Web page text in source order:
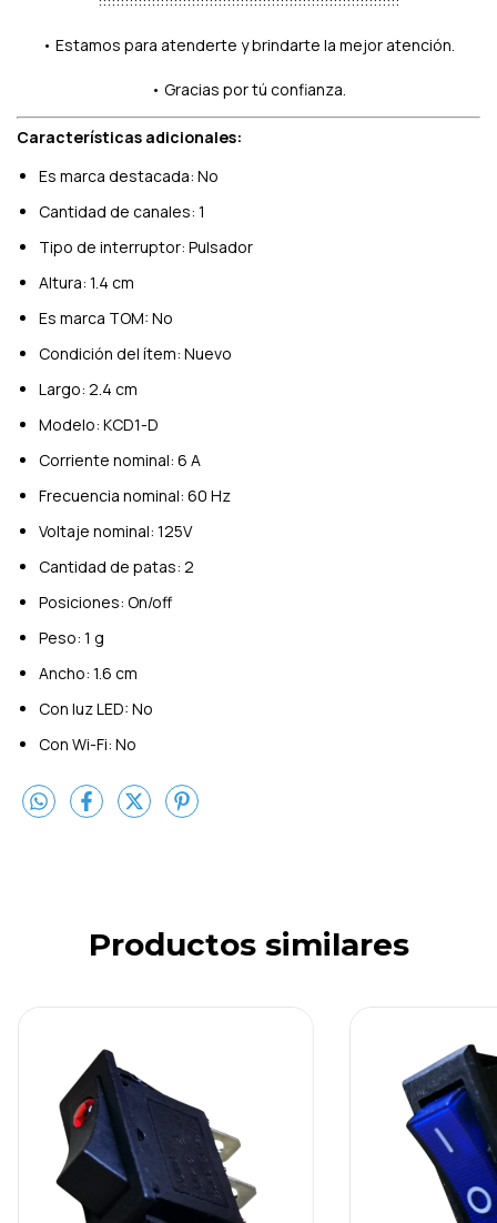
• Estamos para atenderte y brindarte la mejor atención.
• Gracias por tú confianza.
Características adicionales:
Es marca destacada: No
Cantidad de canales: 1
Tipo de interruptor: Pulsador
Altura: 1.4 cm
Es marca TOM: No
Condición del ítem: Nuevo
Largo: 2.4 cm
Modelo: KCD1-D
Corriente nominal: 6 A
Frecuencia nominal: 60 Hz
Voltaje nominal: 125V
Cantidad de patas: 2
Posiciones: On/off
Peso: 1 g
Ancho: 1.6 cm
Con luz LED: No
Con Wi-Fi: No
Productos similares